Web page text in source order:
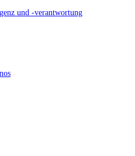
und -verantwortung